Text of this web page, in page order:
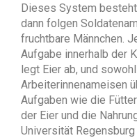
Dieses System
dann folgen
fruchtbare Männchen.
Aufgabe innerhalb der
legt Eier ab, und
Arbeiterinnenameisen
Aufgaben wie die
der Eier und die
Universität